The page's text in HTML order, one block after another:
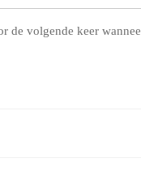
de volgende keer